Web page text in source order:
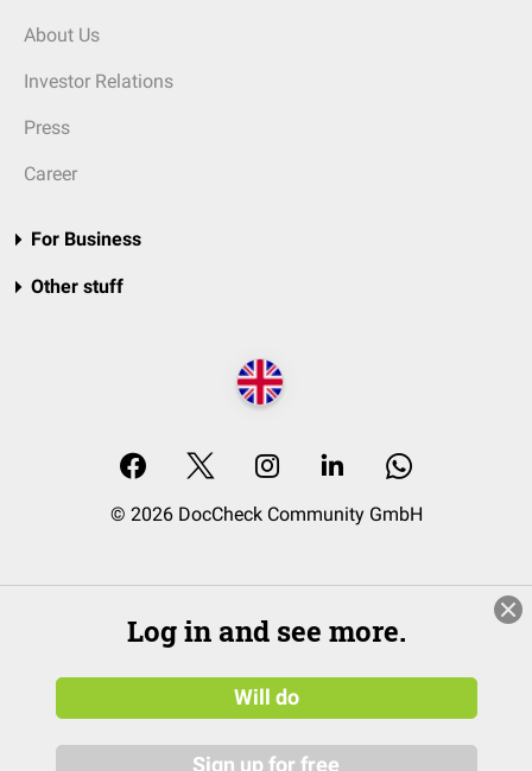
About Us
Investor Relations
Press
Career
For Business
Other stuff
© 2026 DocCheck Community GmbH
Log in and see more.
Will do
Sign up for free